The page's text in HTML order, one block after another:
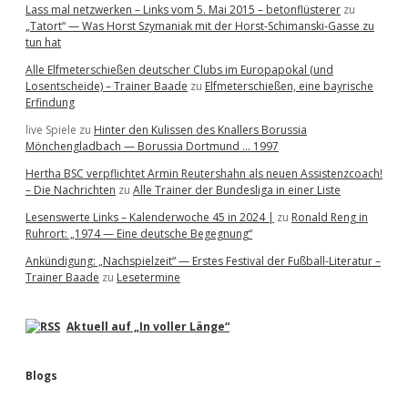
Lass mal netzwerken – Links vom 5. Mai 2015 – betonflüsterer zu
„Tatort“ — Was Horst Szymaniak mit der Horst-Schimanski-Gasse zu
tun hat
Alle Elfmeterschießen deutscher Clubs im Europapokal (und
Losentscheide) – Trainer Baade zu Elfmeterschießen, eine bayrische
Erfindung
live Spiele zu Hinter den Kulissen des Knallers Borussia
Mönchengladbach — Borussia Dortmund … 1997
Hertha BSC verpflichtet Armin Reutershahn als neuen Assistenzcoach!
– Die Nachrichten zu Alle Trainer der Bundesliga in einer Liste
Lesenswerte Links – Kalenderwoche 45 in 2024 | zu Ronald Reng in
Ruhrort: „1974 — Eine deutsche Begegnung“
Ankündigung: „Nachspielzeit“ — Erstes Festival der Fußball-Literatur –
Trainer Baade zu Lesetermine
Aktuell auf „In voller Länge“
Blogs